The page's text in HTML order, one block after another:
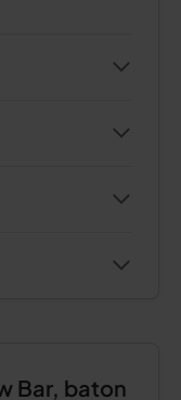
Bar, baton